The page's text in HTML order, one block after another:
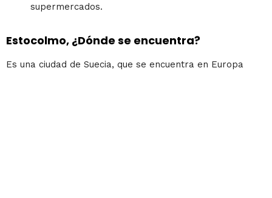
supermercados.
Estocolmo, ¿Dónde se encuentra?
Es una ciudad de Suecia, que se encuentra en Europa